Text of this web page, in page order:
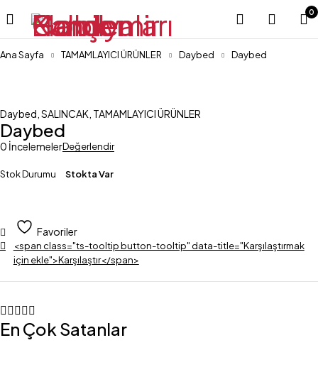
0
Ana Sayfa TAMAMLAYICI ÜRÜNLER Daybed Daybed
Daybed SALINCAK TAMAMLAYICI ÜRÜNLER
Daybed
0 İncelemelerDeğerlendir
Stok Durumu Stokta Var
Favoriler
<span class="ts-tooltip button-tooltip" data-title="Karşılaştırmak
için ekle">Karşılaştır</span>
En Çok Satanlar